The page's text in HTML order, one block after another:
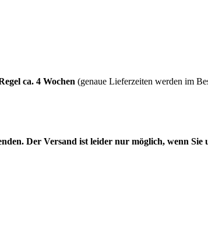
ca. 4 Wochen (genaue Lieferzeiten werden im
Der Versand ist leider nur möglich, wenn Sie